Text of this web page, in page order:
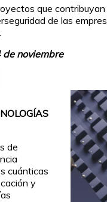
que
de las
noviembre
de
cuánticas
y